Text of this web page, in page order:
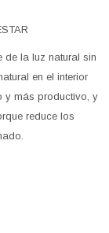
de la luz natural sin
en el interior
y más productivo, y
reduce los